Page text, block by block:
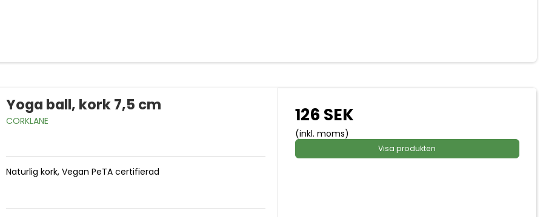
Yoga ball, kork 7,5 cm
CORKLANE
Naturlig kork, Vegan PeTA certifierad
126 SEK
(inkl. moms)
Visa produkten